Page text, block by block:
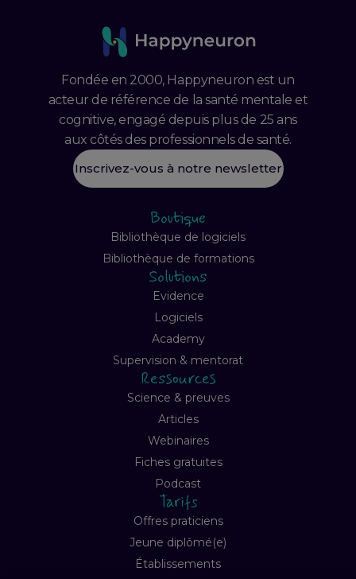
Fondée en 2000, Happyneuron est un
acteur de référence de la santé mentale et
cognitive, engagé depuis plus de 25 ans
aux côtés des professionnels de santé.
Inscrivez-vous à notre newsletter
Boutique
Bibliothèque de logiciels
Bibliothèque de formations
Solutions
Evidence
Logiciels
Academy
Supervision & mentorat
Ressources
Science & preuves
Articles
Webinaires
Fiches gratuites
Podcast
Tarifs
Offres praticiens
Jeune diplômé(e)
Établissements